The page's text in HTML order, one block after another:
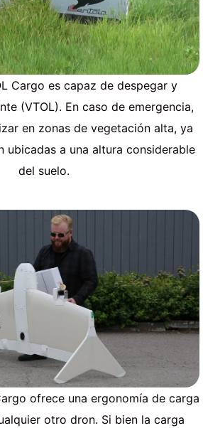
Cargo es capaz de despegar y
(VTOL). En caso de emergencia,
en zonas de vegetación alta, ya
ubicadas a una altura considerable
del suelo.
ofrece una ergonomía de carga
otro dron. Si bien la carga